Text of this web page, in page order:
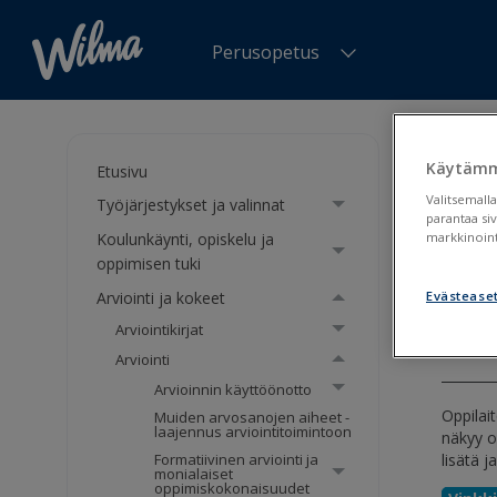
Perusopetus
Etusivu
Työjärjestykset ja valinnat
Koulunkäynti, opiskelu ja
oppimisen tuki
Arviointi ja kokeet
Arviointikirjat
Arviointi
Arvioinnin käyttöönotto
Muiden arvosanojen aiheet -
laajennus arviointitoimintoon
Formatiivinen arviointi ja
monialaiset
oppimiskokonaisuudet
näkyy
lisätä
parantaa